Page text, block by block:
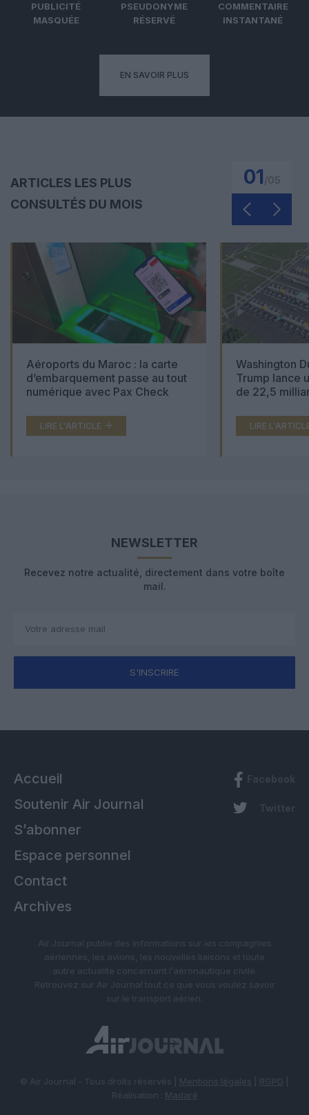
PUBLICITÉ
MASQUÉE
PSEUDONYME
RÉSERVÉ
COMMENTAIRE
INSTANTANÉ
EN SAVOIR PLUS
ARTICLES LES PLUS
CONSULTÉS DU MOIS
01
Aéroports du Maroc : la carte
d’embarquement passe au tout
numérique avec Pax Check
LIRE L'ARTICLE
Washington
Trump lance
de 22,5
LIRE
NEWSLETTER
Recevez notre actualité, directement dans votre boîte
mail.
S'INSCRIRE
Accueil
Soutenir Air Journal
S’abonner
Espace personnel
Contact
Archives